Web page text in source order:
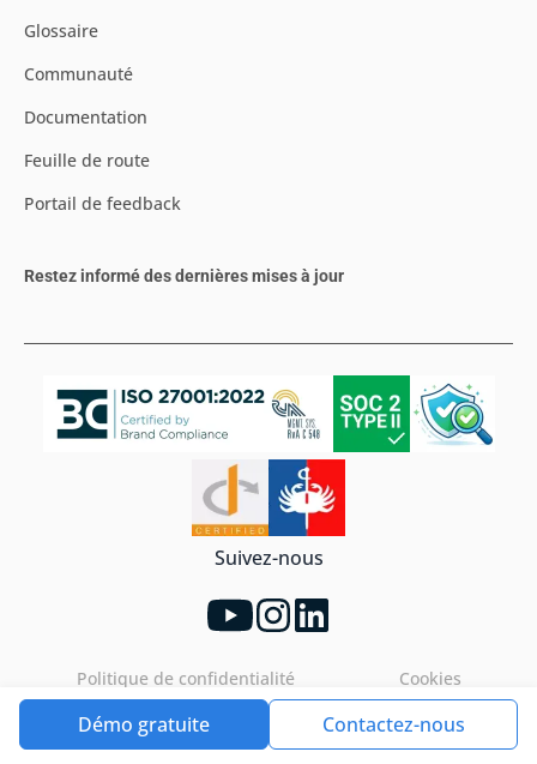
Démo gratuite Contactez-nous
Glossaire
Communauté
Documentation
Feuille de route
Portail de feedback
Restez informé des dernières mises à jour
Suivez-nous
Politique de confidentialité Cookies
Tools4ever©2026. All rights reserved.